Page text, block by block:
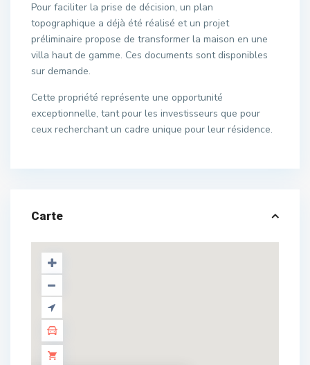
Pour faciliter la prise de décision, un plan
topographique a déjà été réalisé et un projet
préliminaire propose de transformer la maison en une
villa haut de gamme. Ces documents sont disponibles
sur demande.
Cette propriété représente une opportunité
exceptionnelle, tant pour les investisseurs que pour
ceux recherchant un cadre unique pour leur résidence.
Carte